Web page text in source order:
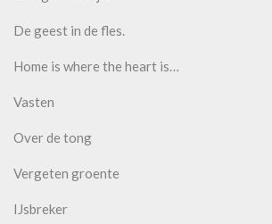
De geest in de fles.
Home is where the heart is…
Vasten
Over de tong
Vergeten groente
IJsbreker